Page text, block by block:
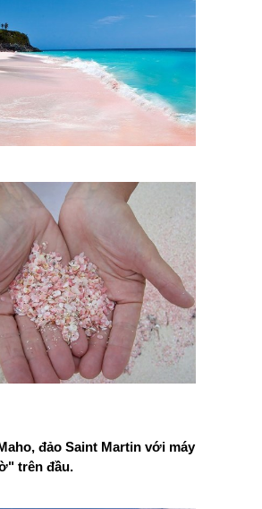
đảo Saint Martin với máy
trên đầu.